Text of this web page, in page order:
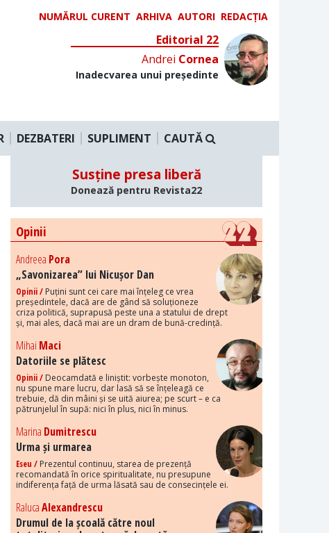
NUMĂRUL CURENT ARHIVA AUTORI REDACȚIA
Editorial 22
Andrei Cornea
Inadecvarea unui președinte
DEZBATERI SUPLIMENT CAUTĂ
Susține presa liberă
Donează pentru Revista22
Opinii
Andreea Pora
„Savonizarea” lui Nicușor Dan
Opinii / Puțini sunt cei care mai înțeleg ce vrea
președintele, dacă are de gând să soluționeze
criza politică, suprapusă peste una a statului de drept
și, mai ales, dacă mai are un dram de bună-credință.
Mihai Maci
Datoriile se plătesc
Opinii / Deocamdată e liniștit: vorbește monoton,
nu spune mare lucru, dar lasă să se înțeleagă ce
trebuie, dă din mâini și se uită aiurea; pe scurt – e ca
pătrunjelul în supă: nici în plus, nici în minus.
Marina Dumitrescu
Urma și urmarea
Eseu / Prezentul continuu, starea de prezență
recomandată în orice spiritualitate, nu presupune
indiferența față de urma lăsată sau de consecințele ei.
RalucaAlexandrescu
Drumul de la școală către noul